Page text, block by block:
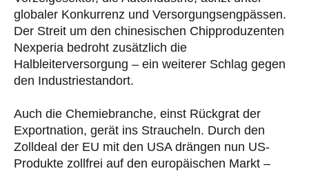
globaler Konkurrenz und Versorgungsengpässen.
Der Streit um den chinesischen Chipproduzenten
Nexperia bedroht zusätzlich die
Halbleiterversorgung – ein weiterer Schlag gegen
den Industriestandort.
Auch die Chemiebranche, einst Rückgrat der
Exportnation, gerät ins Straucheln. Durch den
Zolldeal der EU mit den USA drängen nun US-
Produkte zollfrei auf den europäischen Markt –